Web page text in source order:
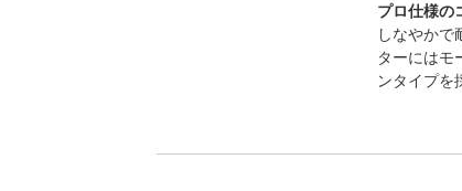
プロ仕様の
しなやかで
ターにはモ
ンタイプを